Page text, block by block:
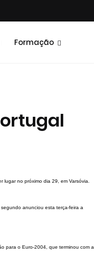
Formação
no próximo dia 29, em Varsóvia.
anunciou esta terça-feira a
para o Euro-2004, que terminou com a